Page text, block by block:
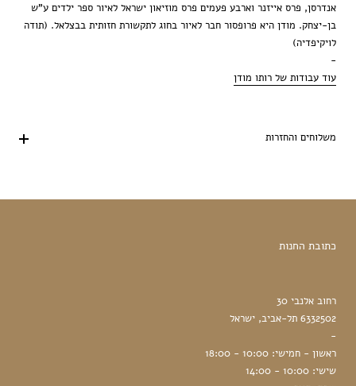
אנדרסן, פרס אייזנר וארבע פעמים פרס מוזיאון ישראל לאיור ספר ילדים ע"ש
בן-יצחק. מודן היא פרופסור חבר לאיור בחוג לתקשורת חזותית בבצלאל. (תודה
לויקיפדיה)
-
עוד עבודות של רותו מודן
משלוחים והחזרות
כתובת החנות
רחוב אלנבי 30
6332502 תל-אביב, ישראל
-
ראשון - חמישי: 10:00 - 18:00
שישי: 10:00 - 14:00